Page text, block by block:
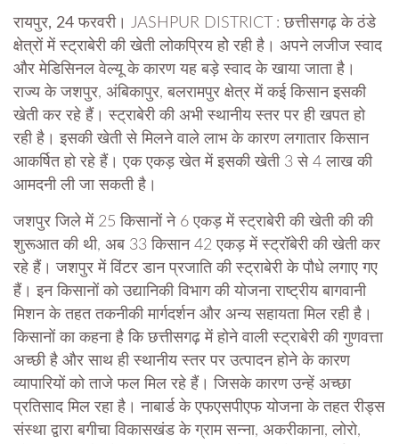
रायपुर, 24 फरवरी।
JASHPUR DISTRICT : छत्तीसगढ़ के ठंडे
क्षेत्रों में स्ट्राबेरी की खेती लोकप्रिय होे रही है। अपने लजीज स्वाद
और मेडिसिनल वेल्यू के कारण यह बड़े स्वाद के खाया जाता है।
राज्य के जशपुर, अंबिकापुर, बलरामपुर क्षेत्र में कई किसान इसकी
खेती कर रहे हैं। स्ट्राबेरी की अभी स्थानीय स्तर पर ही खपत हो
रही है। इसकी खेती से मिलने वाले लाभ के कारण लगातार किसान
आकर्षित हो रहे हैं। एक एकड़ खेत में इसकी खेती 3 से 4 लाख की
आमदनी ली जा सकती है।
जशपुर जिले में 25 किसानों ने 6 एकड़ में स्ट्राबेरी की खेती की की
शुरूआत की थी, अब 33 किसान 42 एकड़ में स्ट्रॉबेरी की खेती कर
रहे हैं। जशपुर में विंटर डान प्रजाति की स्ट्राबेरी के पौधे लगाए गए
हैं। इन किसानों को उद्यानिकी विभाग की योजना राष्ट्रीय बागवानी
मिशन के तहत तकनीकी मार्गदर्शन और अन्य सहायता मिल रही है।
किसानों का कहना है कि छत्तीसगढ़ में होने वाली स्ट्राबेरी की गुणवत्ता
अच्छी है और साथ ही स्थानीय स्तर पर उत्पादन होने के कारण
व्यापारियों को ताजे फल मिल रहे हैं। जिसके कारण उन्हें अच्छा
प्रतिसाद मिल रहा है। नाबार्ड के एफएसपीएफ योजना के तहत रीड्स
संस्था द्वारा बगीचा विकासखंड के ग्राम सन्ना, अकरीकाना, लोरो,